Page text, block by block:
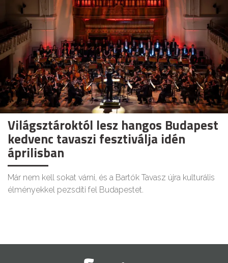
Világsztároktól lesz hangos Budapest
kedvenc tavaszi fesztiválja idén
áprilisban
Már nem kell sokat várni, és a Bartók Tavasz újra kulturális
élményekkel pezsdíti fel Budapestet.